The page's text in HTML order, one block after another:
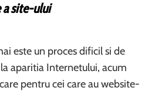
site-ului
este un proces dificil si de
aparitia Internetului, acum
pentru cei care au website-